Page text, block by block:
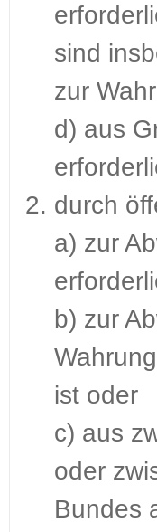
sind
zur
d) aus
durch
a) zur
b) zur
ist oder
c) aus
oder
Bundes